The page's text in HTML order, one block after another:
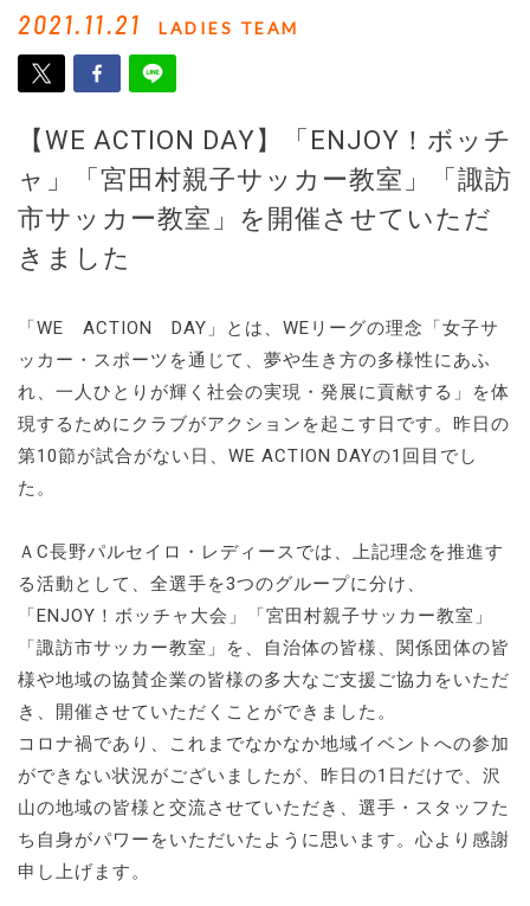
2021.11.21 LADIES TEAM
【WE ACTION DAY】「ENJOY！ボッチ
ャ」「宮田村親子サッカー教室」「諏訪
市サッカー教室」を開催させていただ
きました
「WE ACTION DAY」とは、WEリーグの理念「女子サ
ッカー・スポーツを通じて、夢や生き方の多様性にあふ
れ、一人ひとりが輝く社会の実現・発展に貢献する」を体
現するためにクラブがアクションを起こす日です。昨日の
第10節が試合がない日、WE ACTION DAYの1回目でし
た。
ＡC長野パルセイロ・レディースでは、上記理念を推進す
る活動として、全選手を3つのグループに分け、
「ENJOY！ボッチャ大会」「宮田村親子サッカー教室」
「諏訪市サッカー教室」を、自治体の皆様、関係団体の皆
様や地域の協賛企業の皆様の多大なご支援ご協力をいただ
き、開催させていただくことができました。
コロナ禍であり、これまでなかなか地域イベントへの参加
ができない状況がございましたが、昨日の1日だけで、沢
山の地域の皆様と交流させていただき、選手・スタッフた
ち自身がパワーをいただいたように思います。心より感謝
申し上げます。